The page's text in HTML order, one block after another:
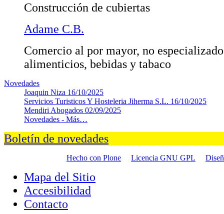
Construcción de cubiertas
Adame C.B.
Comercio al por mayor, no
alimenticios, bebidas y tabaco
Novedades
Joaquin Niza 16/10/2025
Servicios Turisticos Y Hosteleria Jiherma S.L. 16/10/2025
Mendiri Abogados 02/09/2025
Novedades - Más…
Boletín de novedades
Hecho con Plone Licencia GNU GPL
Mapa del Sitio
Accesibilidad
Contacto